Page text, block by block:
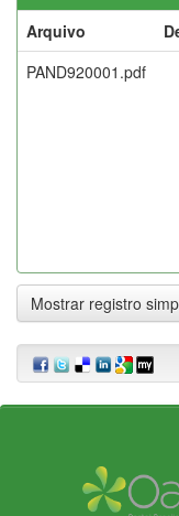
Arquivo
PAND920001.pdf
Mostrar registro